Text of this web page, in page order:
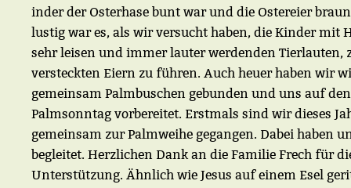
inder der Osterhase bunt war und die Ostereier
lustig war es, als wir versucht haben, die Kinder mit
sehr leisen und immer lauter werdenden Tierlauten,
versteckten Eiern zu führen. Auch heuer haben wir
gemeinsam Palmbuschen gebunden und uns auf den
Palmsonntag vorbereitet. Erstmals sind wir dieses
gemeinsam zur Palmweihe gegangen. Dabei haben
begleitet. Herzlichen Dank an die Familie Frech für
Unterstützung. Ähnlich wie Jesus auf einem Esel